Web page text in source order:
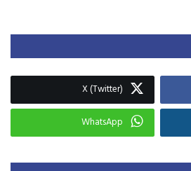
X (Twitter)
WhatsApp